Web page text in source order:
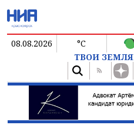
08.08.2026 °C
ТВОИ